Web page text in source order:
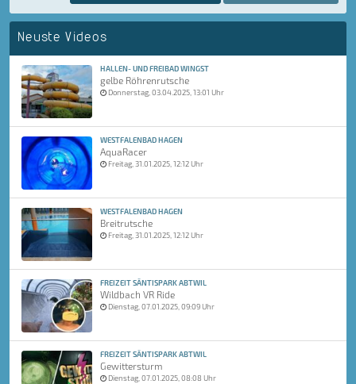
Neuste Videos
HALLEN- UND FREIBAD WINGST
gelbe Röhrenrutsche
Donnerstag, 03.04.2025, 13:01 Uhr
WESTFALENBAD HAGEN
AquaRacer
Freitag, 31.01.2025, 12:12 Uhr
WESTFALENBAD HAGEN
Breitrutsche
Freitag, 31.01.2025, 12:12 Uhr
FREIZEIT SÄNTISPARK ABTWIL
Wildbach VR Ride
Dienstag, 07.01.2025, 09:09 Uhr
FREIZEIT SÄNTISPARK ABTWIL
Gewittersturm
Dienstag, 07.01.2025, 08:08 Uhr